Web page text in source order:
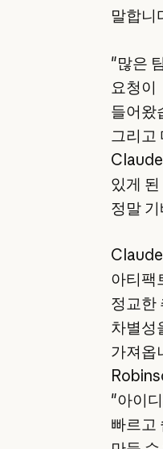
말합니
"많은
요청이
들어왔
그리고
있게
정말
아티팩
정교한
차별성
가져옵
"아이
빠르고